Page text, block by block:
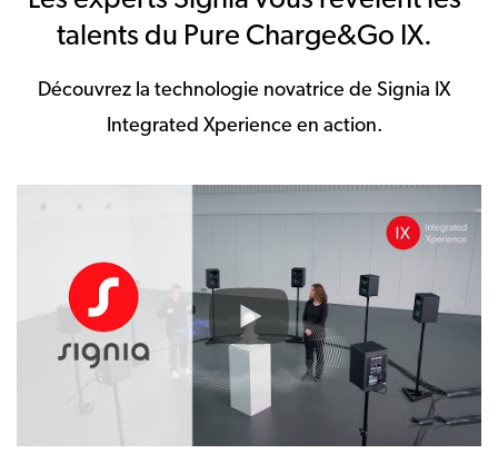
talents du Pure Charge&Go IX.
Découvrez la technologie novatrice de Signia IX
Integrated Xperience en action.